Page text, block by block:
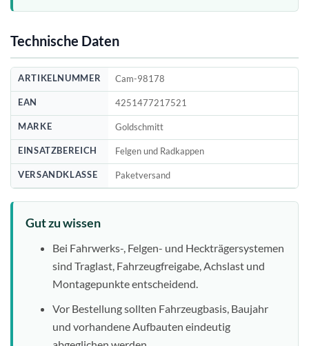
Technische Daten
ARTIKELNUMMER Cam-98178
EAN 4251477217521
MARKE Goldschmitt
EINSATZBEREICH Felgen und Radkappen
VERSANDKLASSE Paketversand
Gut zu wissen
Bei Fahrwerks-, Felgen- und Heckträgersystemen
sind Traglast, Fahrzeugfreigabe, Achslast und
Montagepunkte entscheidend.
Vor Bestellung sollten Fahrzeugbasis, Baujahr
und vorhandene Aufbauten eindeutig